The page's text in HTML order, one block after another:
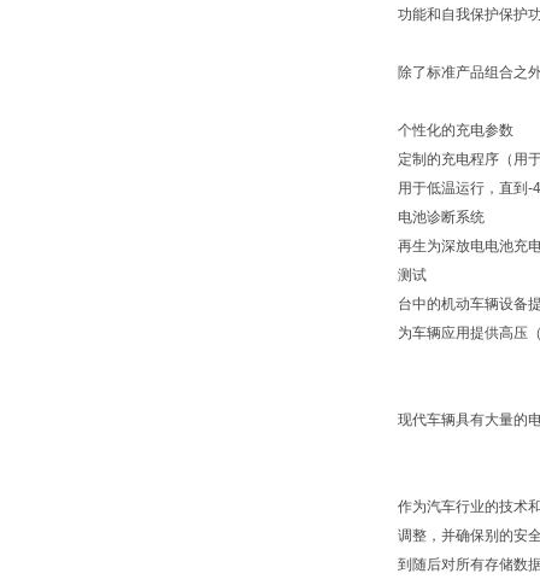
功能和自我保护保护
除了标准产品组合之
个性化的充电参数
定制的充电程序（用
用于低温运行，直到-
电池诊断系统
再生为深放电电池充
测试
台中的机动车辆设备
为车辆应用提供高压
现代车辆具有大量的
作为汽车行业的技术
调整，并确保别的安
到随后对所有存储数